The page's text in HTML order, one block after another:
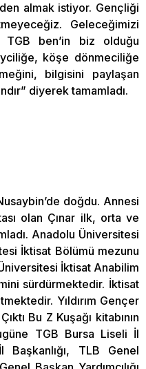
almak istiyor. Gençliği
Geleceğimizi
TGB ben’in biz olduğu
köşe dönmeciliğe
bilgisini paylaşan
diyerek tamamladı.
doğdu. Annesi
olan Çınar ilk, orta ve
Anadolu Üniversitesi
İktisat Bölümü mezunu
İktisat Anabilim
sürdürmektedir. İktisat
Yıldırım Gençer
Bu Z Kuşağı kitabının
TGB Bursa Liseli İl
Başkanlığı, TLB Genel